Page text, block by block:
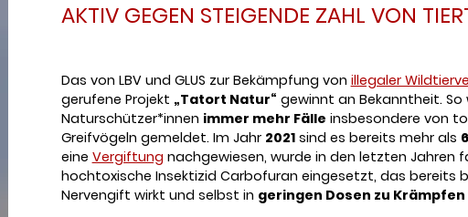
AKTIV GEGEN STEIGENDE ZAHL VON
Das von LBV und GLUS zur Bekämpfung von illegaler
gerufene Projekt „Tatort Natur“ gewinnt an Bekanntheit. So
Naturschützer*innen immer mehr Fälle insbesondere von
Greifvögeln gemeldet. Im Jahr 2021sind es bereits mehr als
eine Vergiftung nachgewiesen, wurde in den letzten Jahren
hochtoxische Insektizid Carbofuran eingesetzt, das bereits
Nervengift wirkt und selbst in geringen Dosen zu Krämpfen